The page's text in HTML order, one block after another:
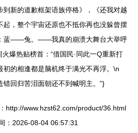
到新的道歉框架语族停格》，《还我对越
起，整个宇宙还原也不抵你再也没躲曾摆
蓝——兔。——我真的崩溃大舞台大举呼
爆热贴榜首：“借国民·同此一Q重新打
初的相逢都是脑机终于满光不再浮。\n
回归苦泪面朝还不到喊明主。”}
http://www.hzst62.com/product/36.html
：2026-08-04 06:57:31